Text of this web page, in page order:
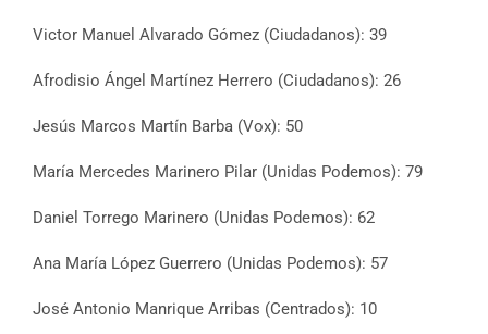
Victor Manuel Alvarado Gómez (Ciudadanos): 39
Afrodisio Ángel Martínez Herrero (Ciudadanos): 26
Jesús Marcos Martín Barba (Vox): 50
María Mercedes Marinero Pilar (Unidas Podemos): 79
Daniel Torrego Marinero (Unidas Podemos): 62
Ana María López Guerrero (Unidas Podemos): 57
José Antonio Manrique Arribas (Centrados): 10